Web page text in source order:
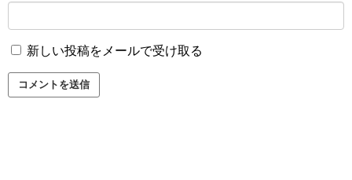
新しい投稿をメールで受け取る